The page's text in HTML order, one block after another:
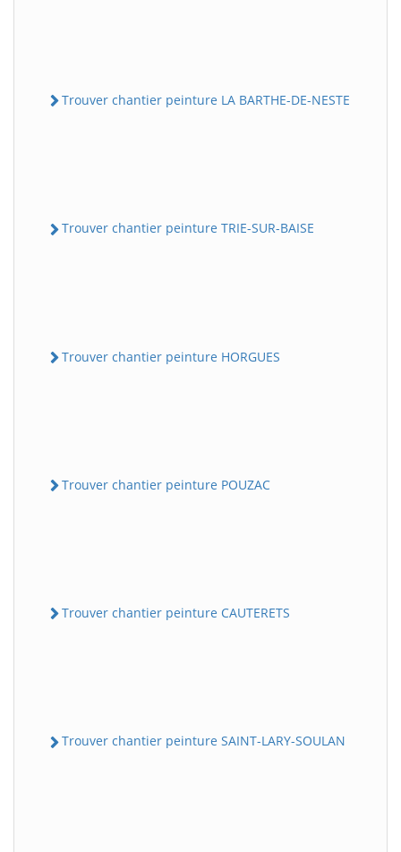
Trouver chantier peinture LA BARTHE-DE-NESTE
Trouver chantier peinture TRIE-SUR-BAISE
Trouver chantier peinture HORGUES
Trouver chantier peinture POUZAC
Trouver chantier peinture CAUTERETS
Trouver chantier peinture SAINT-LARY-SOULAN